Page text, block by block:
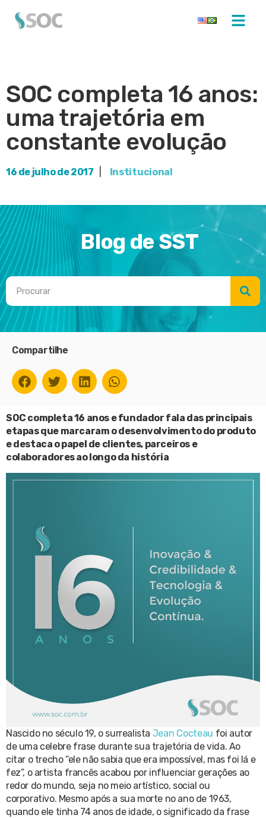
SOC completa 16 anos:
uma trajetória em
constante evolução
16 de julho de 2017 Institucional
Blog de SST
Compartilhe
SOC completa 16 anos e fundador fala das principais
etapas que marcaram o desenvolvimento do produto
e destaca o papel de clientes, parceiros e
colaboradores ao longo da história
Nascido no século 19, o surrealista Jean Cocteau foi autor
de uma celebre frase durante sua trajetória de vida. Ao
citar o trecho “ele não sabia que era impossível, mas foi lá e
fez”, o artista francês acabou por influenciar gerações ao
redor do mundo, seja no meio artístico, social ou
corporativo. Mesmo após a sua morte no ano de 1963,
quando ele tinha 74 anos de idade, o significado da frase